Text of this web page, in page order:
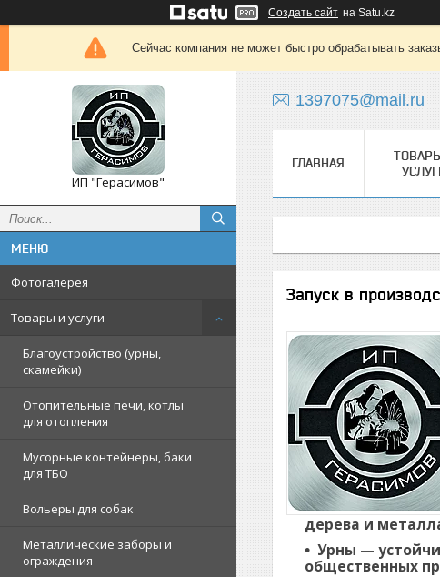
Создать сайт на Satu.kz
Сейчас компания не может быстро обрабатывать
ИП "Герасимов"
Фотогалерея
Товары и услуги
Благоустройство (урны,
скамейки)
Отопительные печи, котлы
для отопления
Мусорные контейнеры, баки
для ТБО
Вольеры для собак
Металлические заборы и
ограждения
1397075@mail.ru
ГЛАВНАЯ
Запуск в
дерева и
Урны —
общественных